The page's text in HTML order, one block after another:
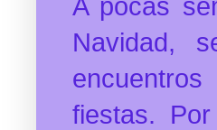
A pocas
Navidad,
fiestas.